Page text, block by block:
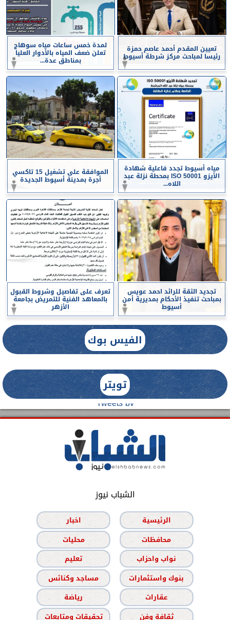
تعيين المقدم أحمد عاصم حمزة
رئيسا لمباحث مركز شرطة أسيوط
لمدة خمس ساعات مياه سوهاج
تعلن ضعف المياه بالأدوار العليا
بمناطق عدة...
مياه أسيوط تجدد فاعلية شهادة
الأيزو ISO 50001 بمحطة نزلة عبد
اللاه...
الموافقة على تشغيل 15 تاكسي
أجرة بمدينة أسيوط الجديدة
تجديد الثقة للرائد احمد عويس
بمباحث تنفيذ الأحكام بمديرية أمن
أسيوط
تعرف على تفاصيل وشروط القبول
بالمعاهد الفنية للتمريض بجامعة
الأزهر
الفيس بوك
تويتر
Tweets by
الشباب نيوز
الرئيسية
اخبار
محافظات
محليات
نواب واحزاب
تعليم
بنوك واستثمارات
مساجد وكنائس
عقارات
رياضة
ثقافة وفن
تحقيقات ومتابعات